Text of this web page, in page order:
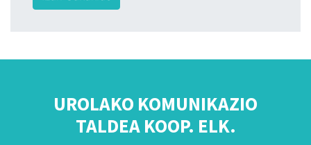
UROLAKO KOMUNIKAZIO
TALDEA KOOP. ELK.